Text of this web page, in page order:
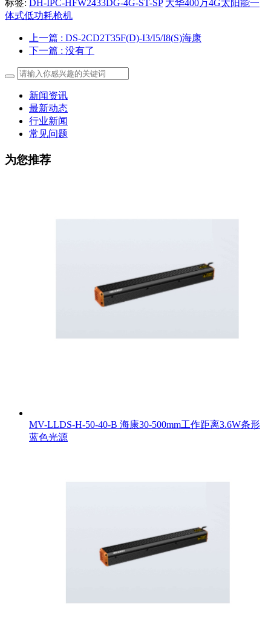
标签: DH-IPC-HFW2433DG-4G-ST-SP 大华400万4G太阳能一
体式低功耗枪机
上一篇 : DS-2CD2T35F(D)-I3/I5/I8(S)海康
下一篇 : 没有了
新闻资讯
最新动态
行业新闻
常见问题
为您推荐
MV-LLDS-H-50-40-B 海康30-500mm工作距离3.6W条形
蓝色光源